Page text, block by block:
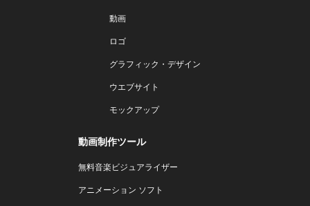
動画
ロゴ
グラフィック・デザイン
ウエブサイト
モックアップ
動画制作ツール
無料音楽ビジュアライザー
アニメーション ソフト